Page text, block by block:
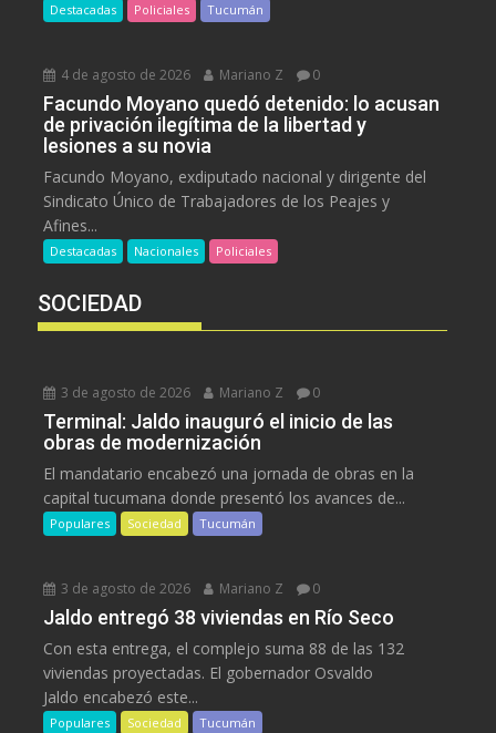
Destacadas Policiales Tucumán
4 de agosto de 2026 Mariano Z 0
Facundo Moyano quedó detenido: lo acusan
de privación ilegítima de la libertad y
lesiones a su novia
Facundo Moyano, exdiputado nacional y dirigente del
Sindicato Único de Trabajadores de los Peajes y
Afines...
Destacadas Nacionales Policiales
SOCIEDAD
3 de agosto de 2026 Mariano Z 0
Terminal: Jaldo inauguró el inicio de las
obras de modernización
El mandatario encabezó una jornada de obras en la
capital tucumana donde presentó los avances de...
Populares Sociedad Tucumán
3 de agosto de 2026 Mariano Z 0
Jaldo entregó 38 viviendas en Río Seco
Con esta entrega, el complejo suma 88 de las 132
viviendas proyectadas. El gobernador Osvaldo
Jaldo encabezó este...
Populares Sociedad Tucumán